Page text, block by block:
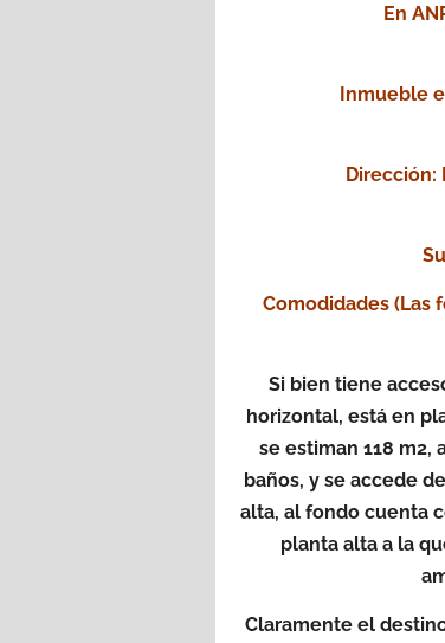
En
Inmueble
Dirección:
Comodidades (Las
Si bien tiene
horizontal, está en
se estiman 118 m2,
baños, y se accede
alta, al fondo cuenta
planta alta a la
Claramente el